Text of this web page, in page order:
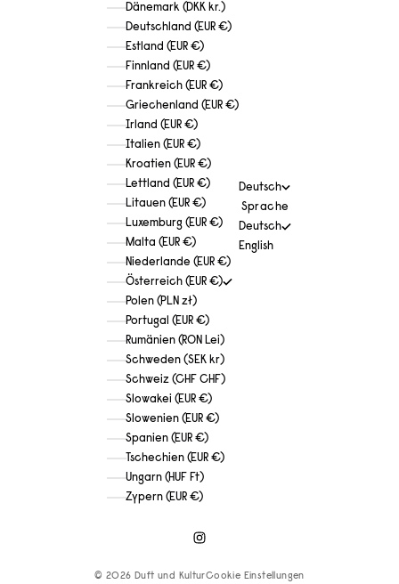
Dänemark (DKK kr.)
Deutschland (EUR €)
Estland (EUR €)
Finnland (EUR €)
Frankreich (EUR €)
Griechenland (EUR €)
Irland (EUR €)
Italien (EUR €)
Kroatien (EUR €)
Lettland (EUR €)
Litauen (EUR €)
Luxemburg (EUR €)
Malta (EUR €)
Niederlande (EUR €)
Österreich (EUR €)
Polen (PLN zł)
Portugal (EUR €)
Rumänien (RON Lei)
Schweden (SEK kr)
Schweiz (CHF CHF)
Slowakei (EUR €)
Slowenien (EUR €)
Spanien (EUR €)
Tschechien (EUR €)
Ungarn (HUF Ft)
Zypern (EUR €)
Deutsch
Sprache
Deutsch
English
© 2026 Duft und KulturCookie Einstellungen